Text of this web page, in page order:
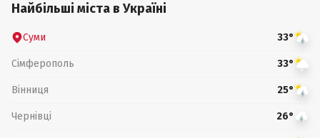
Найбільші міста в Україні
Суми 33°
Сімферополь 33°
Вінниця 25°
Чернівці 26°